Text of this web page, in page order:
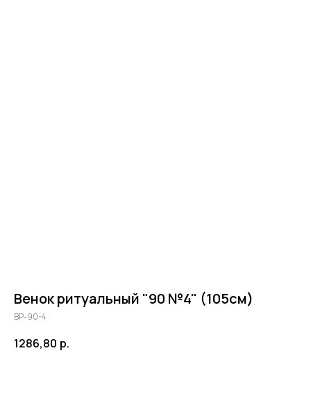
Венок ритуальный "90 №4" (105см)
ВР-90-4
1286,80 р.